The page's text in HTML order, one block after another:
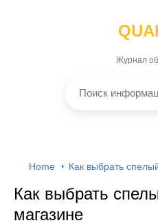
Журнал
Home Как выбрать
Как выбрать
магазине